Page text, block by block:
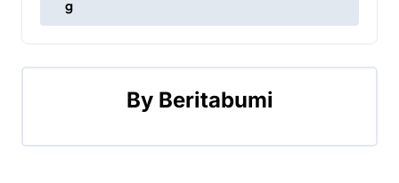
t
v
g
By Beritabumi